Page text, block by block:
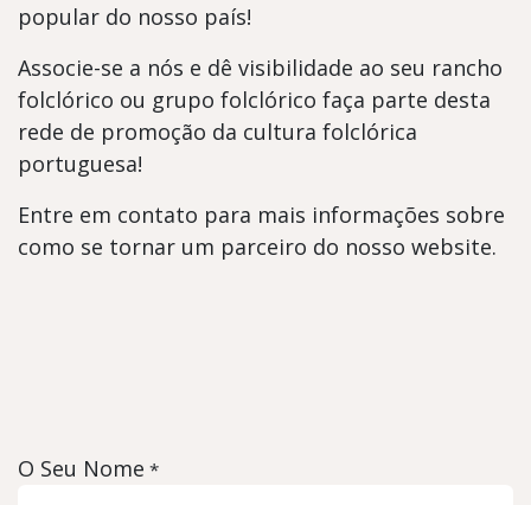
popular do nosso país!
Associe-se a nós e dê visibilidade ao seu rancho
folclórico ou grupo folclórico faça parte desta
rede de promoção da cultura folclórica
portuguesa!
Entre em contato para mais informações sobre
como se tornar um parceiro do nosso website.
O Seu Nome *